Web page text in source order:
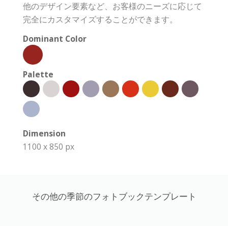
他のデザイン要素など、お客様のニーズに応じて
完全にカスタマイズすることができます。
Dominant Color
Palette
Dimension
1100 x 850 px
その他の季節のフォトブックテンプレート